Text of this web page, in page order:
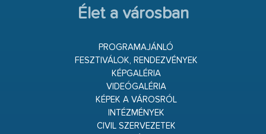
Élet a városban
PROGRAMAJÁNLÓ
FESZTIVÁLOK, RENDEZVÉNYEK
KÉPGALÉRIA
VIDEÓGALÉRIA
KÉPEK A VÁROSRÓL
INTÉZMÉNYEK
CIVIL SZERVEZETEK